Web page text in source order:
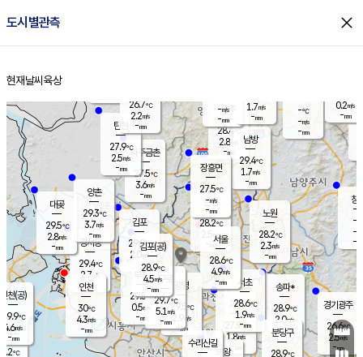
도시별관측 close
홈
현재날씨 육상
의도
℃
양주
28.4℃
2.8
-mm
과천
27.9℃
1.8m/s
- mm
경기광주
26.6℃
2.5m/s
-mm
경서동
29.4℃
2.7 m/s
-mm
파주금촌
27.5℃
3.6m/s
-mm
-℃
-m/s
-mm
대곶
29.5℃
2.8m/s
-mm
창
-
-m/
-
탄현
27.9℃
2.5m/s
-mm
0.2m/s
-mm
의왕
김포
29.0℃
2.0 m/s
mm
광명
29.5 ℃
2.9 m/s
-mm
부천
29.5℃
0.5m/s
-mm
양촌
29.3℃
3.7m/s
-mm
구로
29.7℃
5.1 m/s
-mm
은평
28.2℃
2.5 m/s
- mm
노원
28.2℃
2.3m/s
-mm
송파*
28.9℃
2.0m/s
-mm
서초
28.6℃
1.9m/s
-mm
남방
29.4℃
1.7m/s
-mm
수리산길
분당구
28.9℃
장흥면
27.5℃
-m/s
-mm
-m/s
-mm
인천(공)
29.9℃
4.6m/s
-mm
김포(공)
28.9℃
4.5m/s
-mm
인천
30℃
4.3m/s
-mm
서울
28.6℃
4.9m/s
-mm
26.7℃
2.2m/s
-mm
1.7m/s
-mm